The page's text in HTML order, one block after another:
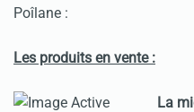
Poîlane :
Les produits en vente :
La